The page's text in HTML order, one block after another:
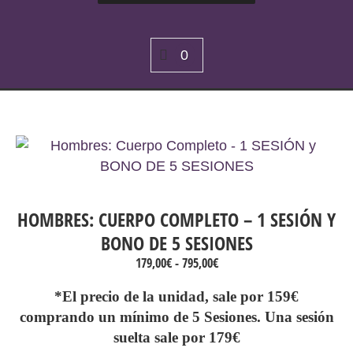
0
HOMBRES: CUERPO COMPLETO – 1 SESIÓN Y
BONO DE 5 SESIONES
179,00€ - 795,00€Rango
precios:
desde
179,00€
hasta
*El precio de la unidad, sale por 159€
comprando un mínimo de 5 Sesiones. Una sesión
suelta sale por 179€